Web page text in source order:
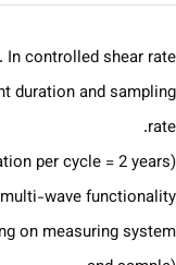
In controlled shear rate
duration and sampling
rate.
per cycle = 2 years)
wave functionality
on measuring system